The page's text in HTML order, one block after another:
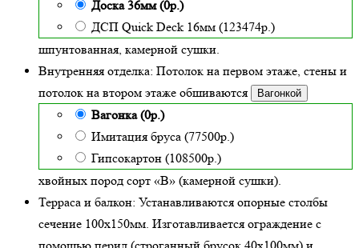
Доска 36мм (0р.)
ДСП Quick Deck 16мм (123474р.)
шпунтованная, камерной сушки.
Внутренняя отделка: Потолок на первом этаже, стены и
потолок на втором этаже обшиваются
Вагонкой
Вагонка (0р.)
Имитация бруса (77500р.)
Гипсокартон (108500р.)
хвойных пород сорт «В» (камерной сушки).
Терраса и балкон: Устанавливаются опорные столбы
сечение 100х150мм. Изготавливается ограждение с